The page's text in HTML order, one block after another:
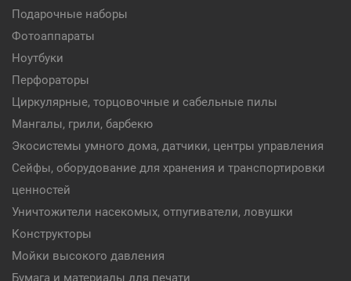
Подарочные наборы
Фотоаппараты
Ноутбуки
Перфораторы
Циркулярные, торцовочные и сабельные пилы
Мангалы, грили, барбекю
Экосистемы умного дома, датчики, центры управления
Сейфы, оборудование для хранения и транспортировки
ценностей
Уничтожители насекомых, отпугиватели, ловушки
Конструкторы
Мойки высокого давления
Бумага и материалы для печати